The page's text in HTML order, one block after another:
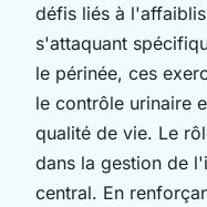
défis liés à
s'attaquant
le périnée, ces
le contrôle urinaire
qualité de vie. Le
dans la gestion de
central. En